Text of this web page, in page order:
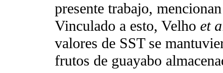
presente trabajo,
Vinculado a esto, Velho et
valores de SST se
frutos de guayabo